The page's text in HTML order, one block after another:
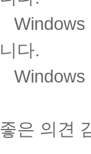
Windows
니다.
Windows
좋은 의견